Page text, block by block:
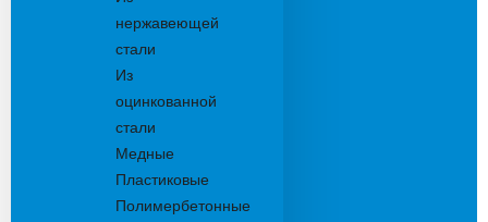
нержавеющей
стали
Из
оцинкованной
стали
Медные
Пластиковые
Полимербетонные